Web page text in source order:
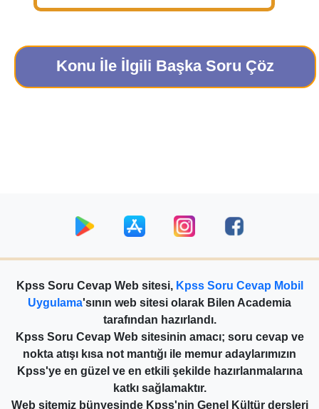
Konu İle İlgili Başka Soru Çöz
Kpss Soru Cevap Web sitesi, Kpss Soru Cevap Mobil
Uygulama'sının web sitesi olarak Bilen Academia
tarafından hazırlandı.
Kpss Soru Cevap Web sitesinin amacı; soru cevap ve
nokta atışı kısa not mantığı ile memur adaylarımızın
Kpss'ye en güzel ve en etkili şekilde hazırlanmalarına
katkı sağlamaktır.
Web sitemiz bünyesinde Kpss'nin Genel Kültür dersleri